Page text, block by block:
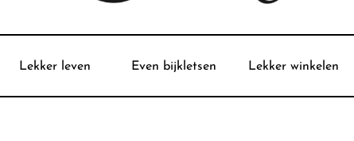
Lekker leven Even bijkletsen Lekker winkelen